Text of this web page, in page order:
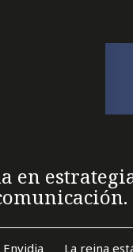
en
Envidia La reina